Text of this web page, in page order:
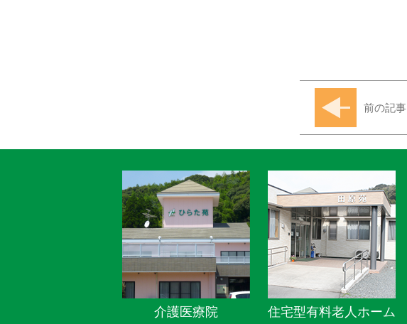
前の記事
介護医療院
住宅型有料老人ホーム